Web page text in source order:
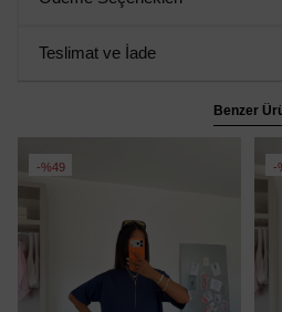
Teslimat ve İade
Benzer
%49